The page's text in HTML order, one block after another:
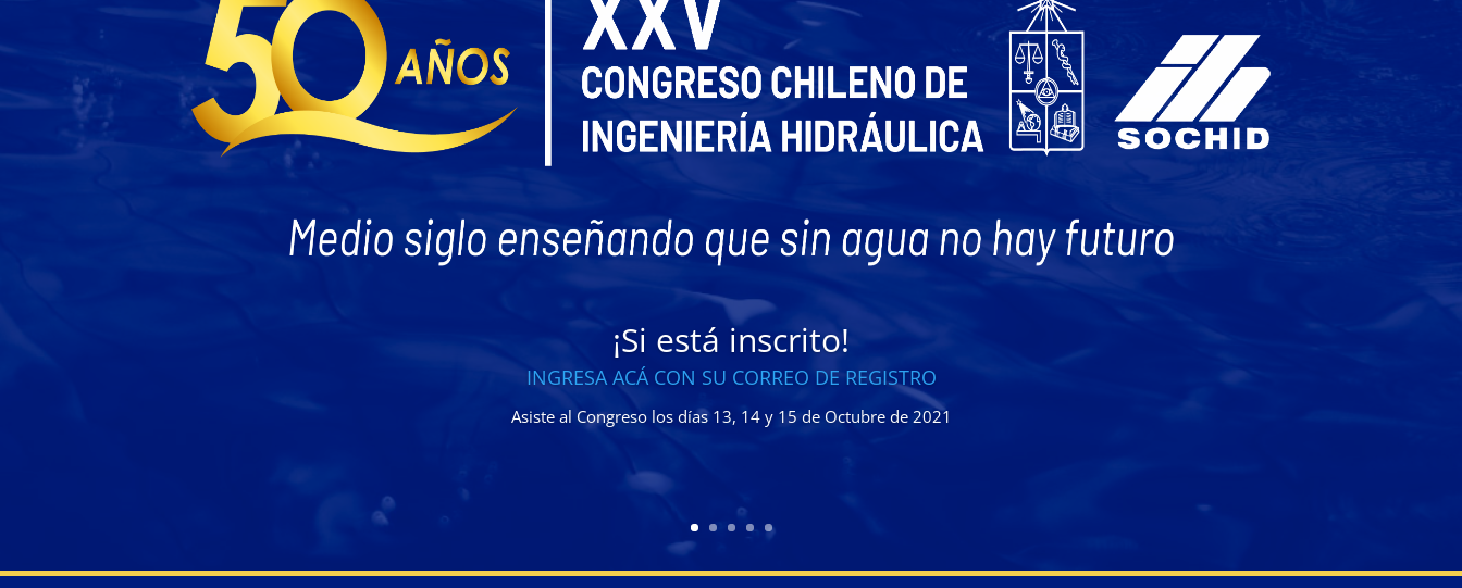
¡Si está inscrito!
INGRESA ACÁ CON SU CORREO DE REGISTRO
Asiste al Congreso los días 13, 14 y 15 de Octubre de 2021